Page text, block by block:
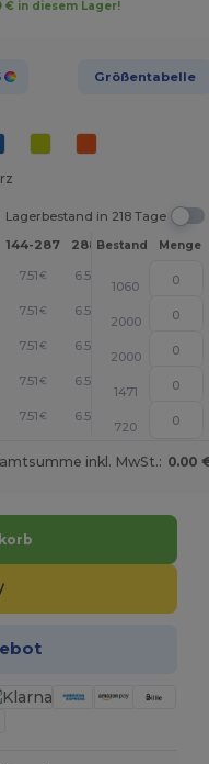
€ in diesem Lager!
Größentabelle
Lagerbestand in 218 Tage
144-287 288 + Mehr
Bestand Menge
7.51€ 6.51 +
1060
7.51€ 6.51 +
2000
7.51€ 6.51 +
2000
7.51€ 6.51 +
1471
7.51€ 6.51 +
720
inkl. MwSt.: 0.00